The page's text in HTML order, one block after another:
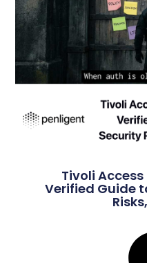
Tivoli
Verified Guide